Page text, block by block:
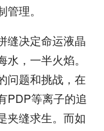
理。
决定命运液晶
，一半火焰。
问题和挑战，在
PDP等离子的追
夹缝求生。而如